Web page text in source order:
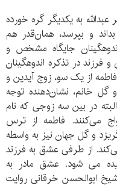
به یکدیگر گره خورده
و بپرسد، همان‌قدر هم
جایگاه مشخص و
در تذکره اندوهگینان
از یک سو، زوج آیدین و
خانم، نشان‌دهنده توجه
در بین سه زوجی که نام
می‌کنند. فاطمه از ترس
و گل جهان نیز به واسطه
از طرفی عشق به فرزند
می شود. عشق مادر به
ابوالحسن خرقانی روایت